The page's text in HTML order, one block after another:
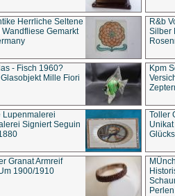
Herrliche Seltene
Gemarkt
R&b
Silber
- Fisch 1960?
Mille Fiori
Kpm
Lupenmalerei
Signiert Seguin
Toller
Granat Armreif
1900/1910
Perlen